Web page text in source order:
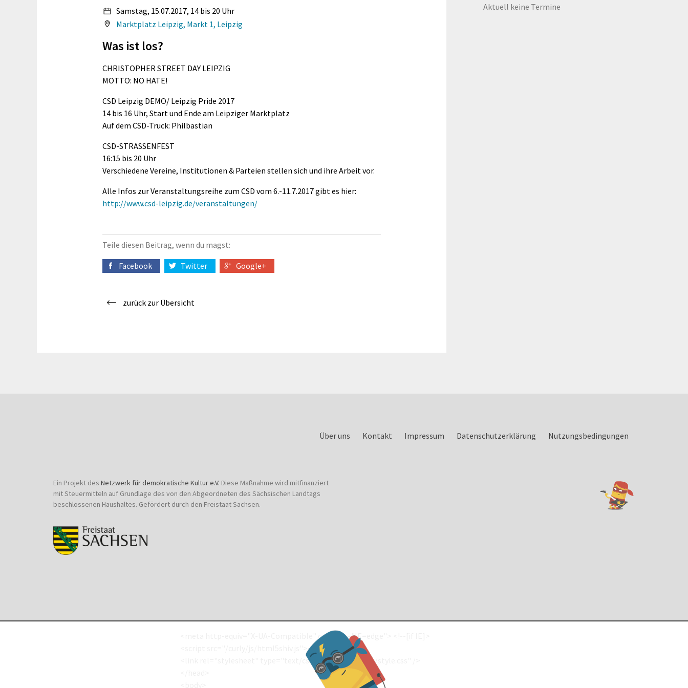
Samstag, 15.07.2017, 14 bis 20 Uhr
Marktplatz Leipzig, Markt 1, Leipzig
Was ist los?
CHRISTOPHER STREET DAY LEIPZIG
MOTTO: NO HATE!
CSD Leipzig DEMO/ Leipzig Pride 2017
14 bis 16 Uhr, Start und Ende am Leipziger Marktplatz
Auf dem CSD-Truck: Philbastian
CSD-STRASSENFEST
16:15 bis 20 Uhr
Verschiedene Vereine, Institutionen & Parteien stellen sich und ihre Arbeit vor.
Alle Infos zur Veranstaltungsreihe zum CSD vom 6.-11.7.2017 gibt es hier:
http://www.csd-leipzig.de/veranstaltungen/
Teile diesen Beitrag, wenn du magst:
Facebook Twitter Google+
zurück zur Übersicht
Aktuell keine Termine
Über uns Kontakt Impressum Datenschutzerklärung Nutzungsbedingungen
Ein Projekt des Netzwerk für demokratische Kultur e.V. Diese Maßnahme wird mitfinanziert
mit Steuermitteln auf Grundlage des von den Abgeordneten des Sächsischen Landtags
beschlossenen Haushaltes. Gefördert durch den Freistaat Sachsen.
<meta http-equiv="X-UA-Compatible" content="IE=edge"> <!--[if IE]>
<script src="/curly/js/html5shiv.js"></script>
<link rel="stylesheet" type="text/css" href="/curly/css/style.css" />